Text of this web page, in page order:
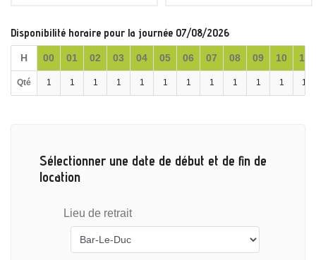
Disponibilité horaire pour la journée 07/08/2026
H 00 01 02 03 04 05 06 07 08 09 10 11
Qté 1 1 1 1 1 1 1 1 1 1 1 1
Sélectionner une date de début et de fin de
location
Lieu de retrait